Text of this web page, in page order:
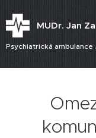
MUDr. Jan
Psychiatrická ambulance